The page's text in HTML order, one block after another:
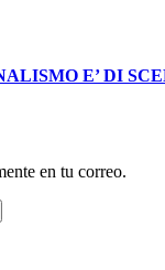
E’ DI
en tu correo.